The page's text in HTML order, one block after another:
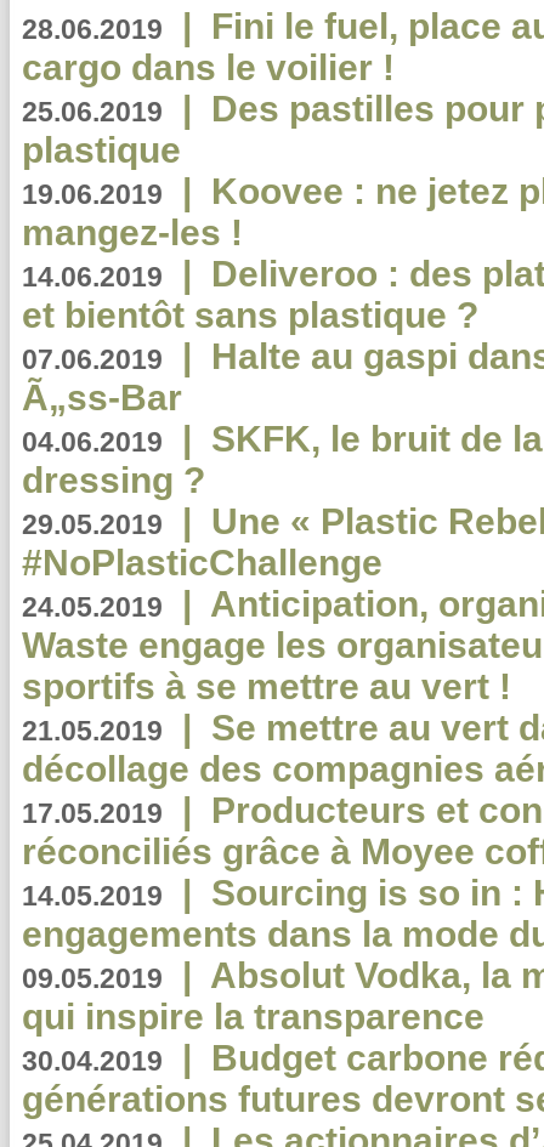
28.06.2019 | Fini le fuel, place
cargo dans le voilier !
25.06.2019 | Des pastilles pour
plastique
19.06.2019 | Koovee : ne jetez
mangez-les !
14.06.2019 | Deliveroo : des
et bientôt sans plastique ?
07.06.2019 | Halte au gaspi
Ã„ss-Bar
04.06.2019 | SKFK, le bruit de
dressing ?
29.05.2019 | Une « Plastic
#NoPlasticChallenge
24.05.2019 | Anticipation,
Waste engage les
sportifs à se mettre au vert !
21.05.2019 | Se mettre au vert
décollage des compagnies
17.05.2019 | Producteurs et
réconciliés grâce à Moyee
14.05.2019 | Sourcing is so in :
engagements dans la mode
09.05.2019 | Absolut Vodka, la
qui inspire la transparence
30.04.2019 | Budget carbone
générations futures devront